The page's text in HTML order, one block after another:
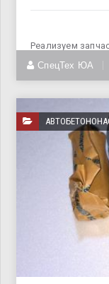
Реализуем
542, OM
СпецТех ЮА